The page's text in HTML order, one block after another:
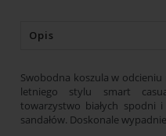
Opis
Swobodna koszula w
letniego stylu smart
towarzystwo białych spodni
sandałów. Doskonale